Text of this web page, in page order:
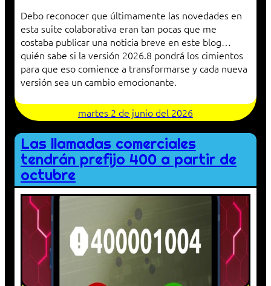
Debo reconocer que últimamente las novedades en
esta suite colaborativa eran tan pocas que me
costaba publicar una noticia breve en este blog…
quién sabe si la versión 2026.8 pondrá los cimientos
para que eso comience a transformarse y cada nueva
versión sea un cambio emocionante.
martes 2 de junio del 2026
Las llamadas comerciales
tendrán prefijo 400 a partir de
octubre